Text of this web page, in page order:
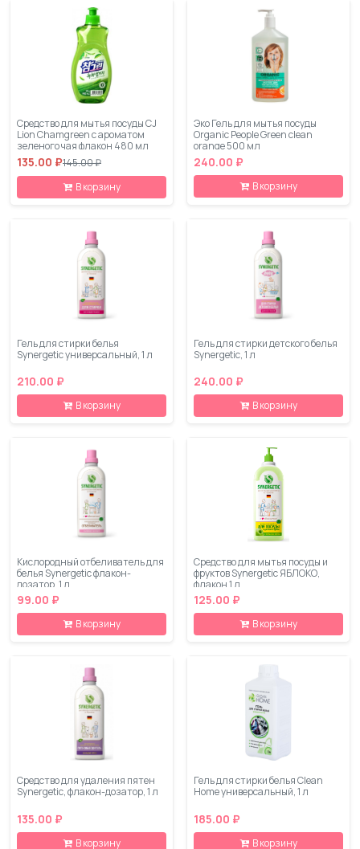
Средство для мытья посуды CJ
Lion Chamgreen с ароматом
зеленого чая флакон 480 мл
135.00 ₽145.00 ₽
В корзину
Эко Гель для мытья посуды
Organic People Green clean
orange 500 мл
240.00 ₽
В корзину
Гель для стирки белья
Synergetic универсальный, 1 л
210.00 ₽
В корзину
Гель для стирки детского белья
Synergetic, 1 л
240.00 ₽
В корзину
Кислородный отбеливатель для
белья Synergetic флакон-
дозатор, 1 л
99.00 ₽
В корзину
Средство для мытья посуды и
фруктов Synergetic ЯБЛОКО,
флакон 1 л
125.00 ₽
В корзину
Средство для удаления пятен
Synergetic, флакон-дозатор, 1 л
135.00 ₽
В корзину
Гель для стирки белья Clean
Home универсальный, 1 л
185.00 ₽
В корзину